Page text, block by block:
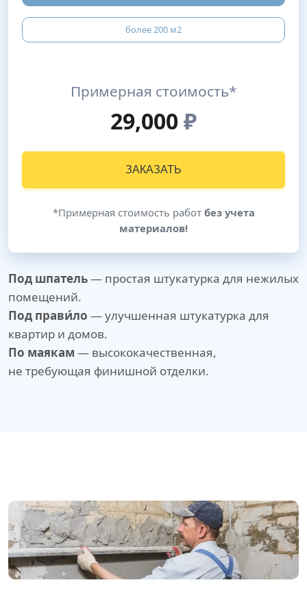
более 200 м2
Примерная стоимость*
29,000₽
ЗАКАЗАТЬ
*Примерная стоимость работ без учета
материалов!
Под шпатель— простая штукатурка для нежилых
помещений.
Под прави́ло — улучшенная штукатурка для
квартир и домов.
По маякам — высококачественная,
не требующая финишной отделки.